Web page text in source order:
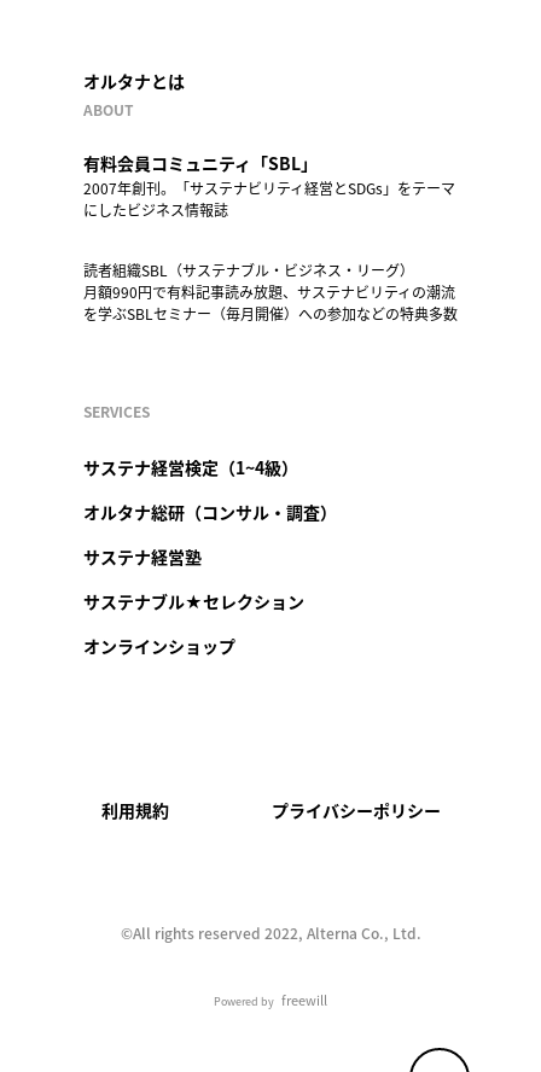
オルタナとは
ABOUT
有料会員コミュニティ「SBL」
2007年創刊。「サステナビリティ経営とSDGs」をテーマ
にしたビジネス情報誌
読者組織SBL（サステナブル・ビジネス・リーグ）
月額990円で有料記事読み放題、サステナビリティの潮流
を学ぶSBLセミナー（毎月開催）への参加などの特典多数
SERVICES
サステナ経営検定（1~4級）
オルタナ総研（コンサル・調査）
サステナ経営塾
サステナブル★セレクション
オンラインショップ
利用規約 プライバシーポリシー
©︎All rights reserved 2022, Alterna Co., Ltd.
Powered by freewill